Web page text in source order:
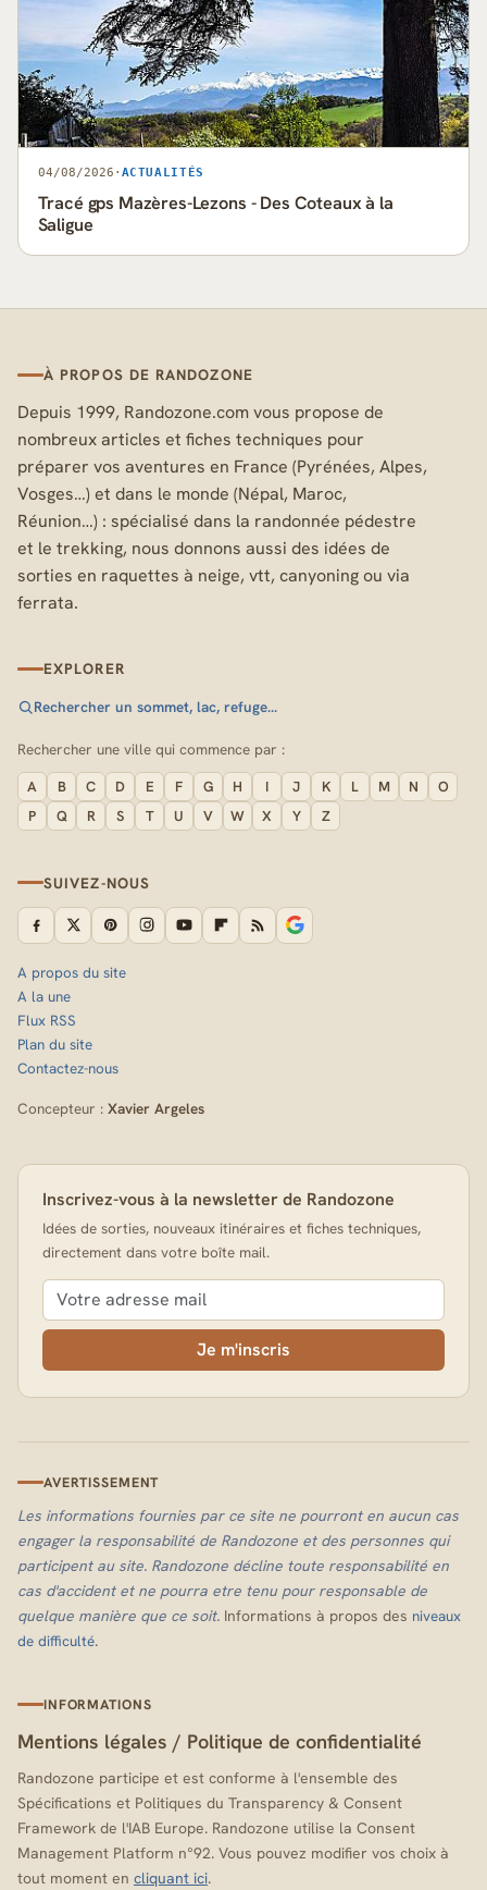
04/08/2026 · ACTUALITÉS
Tracé gps Mazères-Lezons - Des Coteaux à la
Saligue
À PROPOS DE RANDOZONE
Depuis 1999, Randozone.com vous propose de
nombreux articles et fiches techniques pour
préparer vos aventures en France (Pyrénées, Alpes,
Vosges…) et dans le monde (Népal, Maroc,
Réunion…) : spécialisé dans la randonnée pédestre
et le trekking, nous donnons aussi des idées de
sorties en raquettes à neige, vtt, canyoning ou via
ferrata.
EXPLORER
Rechercher un sommet, lac, refuge…
Rechercher une ville qui commence par :
A B C D E F G H I J K L M N
O
P
Q R S T U V W X Y Z
SUIVEZ-NOUS
A propos du site
A la une
Flux RSS
Plan du site
Contactez-nous
Concepteur : Xavier Argeles
Inscrivez-vous à la newsletter de Randozone
Idées de sorties, nouveaux itinéraires et fiches techniques,
directement dans votre boîte mail.
Je m'inscris
AVERTISSEMENT
Les informations fournies par ce site ne pourront en aucun cas
engager la responsabilité de Randozone et des personnes qui
participent au site. Randozone décline toute responsabilité en
cas d'accident et ne pourra etre tenu pour responsable de
quelque manière que ce soit. Informations à propos des niveaux
de difficulté.
INFORMATIONS
Mentions légales / Politique de confidentialité
Randozone participe et est conforme à l'ensemble des
Spécifications et Politiques du Transparency & Consent
Framework de l'IAB Europe. Randozone utilise la Consent
Management Platform n°92. Vous pouvez modifier vos choix à
tout moment en cliquant ici.